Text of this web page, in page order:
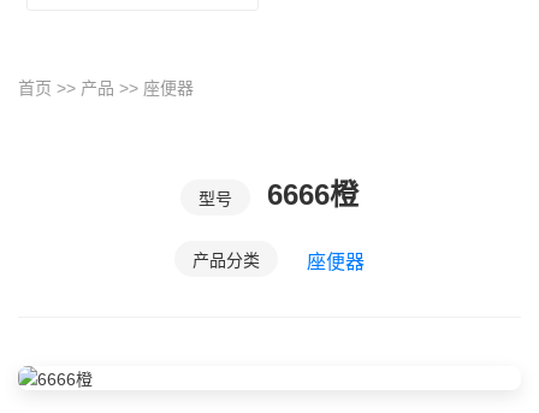
首页 >> 产品 >> 座便器
型号 6666橙
产品分类 座便器